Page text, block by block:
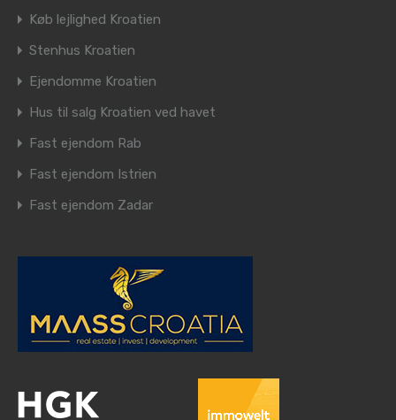
Køb lejlighed Kroatien
Stenhus Kroatien
Ejendomme Kroatien
Hus til salg Kroatien ved havet
Fast ejendom Rab
Fast ejendom Istrien
Fast ejendom Zadar